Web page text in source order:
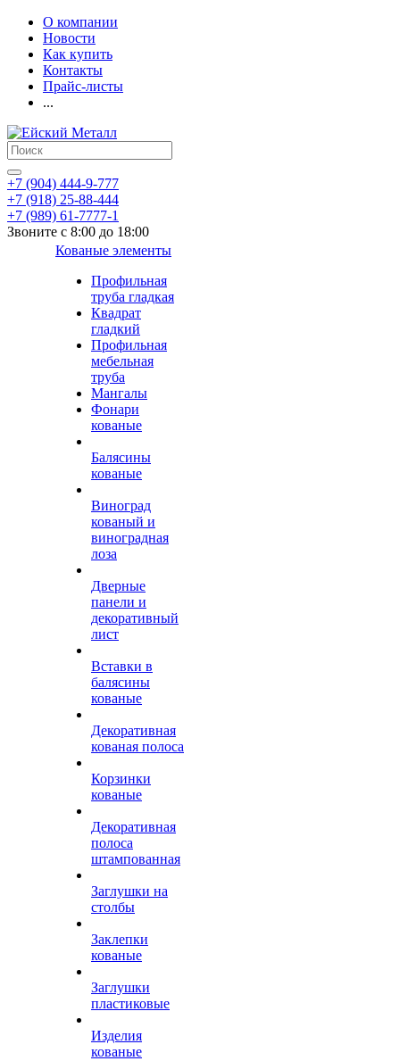
О компании
Новости
Как купить
Контакты
Прайс-листы
...
+7 (904) 444-9-777
+7 (918) 25-88-444
+7 (989) 61-7777-1
Звоните с 8:00 до 18:00
Кованые элементы
Профильная
труба гладкая
Квадрат
гладкий
Профильная
мебельная
труба
Мангалы
Фонари
кованые
Балясины
кованые
Виноград
кованый и
виноградная
лоза
Дверные
панели и
декоративный
лист
Вставки в
балясины
кованые
Декоративная
кованая полоса
Корзинки
кованые
Декоративная
полоса
штампованная
Заглушки на
столбы
Заклепки
кованые
Заглушки
пластиковые
Изделия
кованые